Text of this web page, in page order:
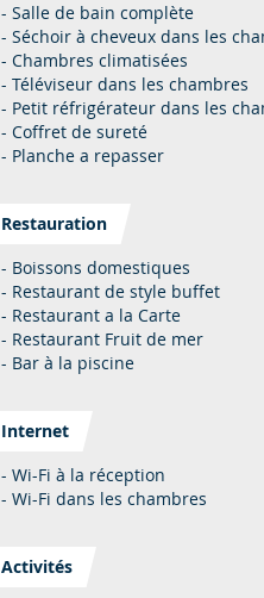
- Salle de bain complète
- Séchoir à cheveux dans les
- Chambres climatisées
- Téléviseur dans les chambres
- Petit réfrigérateur dans les
- Coffret de sureté
- Planche a repasser
Restauration
- Boissons domestiques
- Restaurant de style buffet
- Restaurant a la Carte
- Restaurant Fruit de mer
- Bar à la piscine
Internet
- Wi-Fi à la réception
- Wi-Fi dans les chambres
Activités